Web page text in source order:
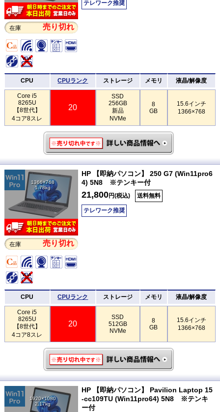
在庫 売り切れ
テレワーク推奨
CPU CPUランク ストレージ メモリ 液晶/解像度
Core i5
8265U
【8世代】
4コア8スレ
20
SSD
256GB
新品
NVMe
8
GB
15.6インチ
1366×768
1366×768
1.78kg
在庫 売り切れ
HP 【即納パソコン】 250 G7 (Win11pro6
4) 5N8 ※テンキー付
21,800円(税込) 送料無料
テレワーク推奨
CPU CPUランク ストレージ メモリ 液晶/解像度
Core i5
8265U
【8世代】
4コア8スレ
20
SSD
512GB
NVMe
8
GB
15.6インチ
1366×768
1920×1080
2.17kg
HP 【即納パソコン】 Pavilion Laptop 15
-cc109TU (Win11pro64) 5N8 ※テンキ
ー付